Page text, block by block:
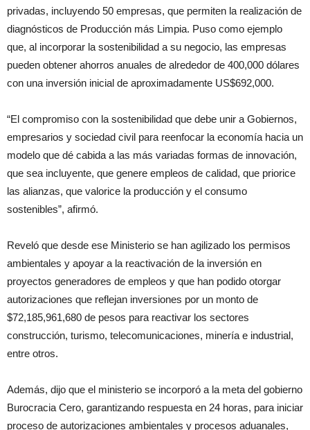
privadas, incluyendo 50 empresas, que permiten la realización de
diagnósticos de Producción más Limpia. Puso como ejemplo
que, al incorporar la sostenibilidad a su negocio, las empresas
pueden obtener ahorros anuales de alrededor de 400,000 dólares
con una inversión inicial de aproximadamente US$692,000.
“El compromiso con la sostenibilidad que debe unir a Gobiernos,
empresarios y sociedad civil para reenfocar la economía hacia un
modelo que dé cabida a las más variadas formas de innovación,
que sea incluyente, que genere empleos de calidad, que priorice
las alianzas, que valorice la producción y el consumo
sostenibles”, afirmó.
Reveló que desde ese Ministerio se han agilizado los permisos
ambientales y apoyar a la reactivación de la inversión en
proyectos generadores de empleos y que han podido otorgar
autorizaciones que reflejan inversiones por un monto de
$72,185,961,680 de pesos para reactivar los sectores
construcción, turismo, telecomunicaciones, minería e industrial,
entre otros.
Además, dijo que el ministerio se incorporó a la meta del gobierno
Burocracia Cero, garantizando respuesta en 24 horas, para iniciar
proceso de autorizaciones ambientales y procesos aduanales,